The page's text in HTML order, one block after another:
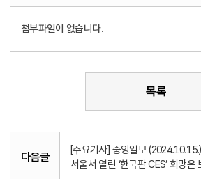
첨부파일이 없습니다.
목록
다음글
[주요기사] 중앙일보
서울서 열린 ‘한국판 CES’ 희망은